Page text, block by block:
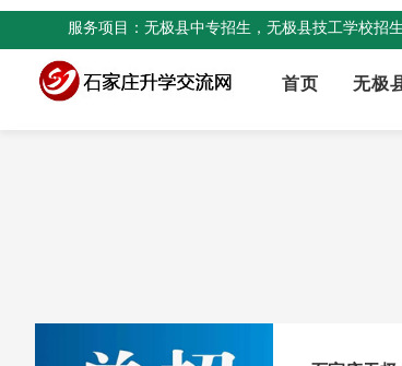
服务项目：无极县中专招生，无极县技工学校招
首页 无极